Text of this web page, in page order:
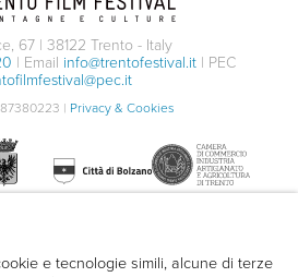
e tecnologie simili, alcune di terze
67 | 38122 Trento - Italy
| Email info@trentofestival.it | PEC
| Privacy & Cookies